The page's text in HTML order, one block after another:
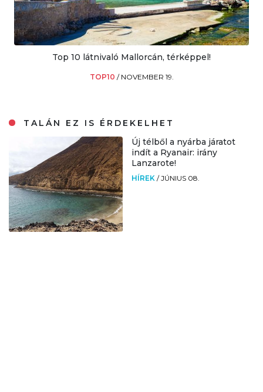
Top 10 látnivaló Mallorcán, térképpel!
TOP10 / NOVEMBER 19.
TALÁN EZ IS ÉRDEKELHET
Új télből a nyárba járatot
indít a Ryanair: irány
Lanzarote!
HÍREK /JÚNIUS 08.